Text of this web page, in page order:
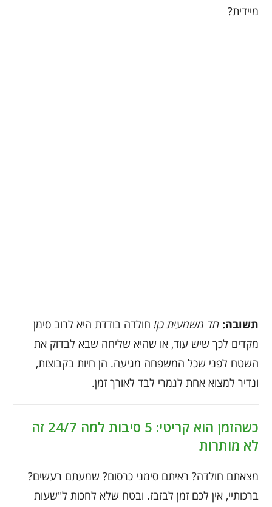
מיידית?
תשובה: חד משמעית כן! חולדה בודדת היא לרוב סימן
מקדים לכך שיש עוד, או שהיא שליחה שבא לבדוק את
השטח לפני שכל המשפחה מגיעה. הן חיות בקבוצות,
ונדיר למצוא אחת לגמרי לבד לאורך זמן.
כשהזמן הוא קריטי: 5 סיבות למה 24/7 זה
לא מותרות
מצאתם חולדה? ראיתם סימני כרסום? שמעתם רעשים?
ברכותיי, אין לכם זמן לבזבז. ובטח שלא לחכות ל"שעות